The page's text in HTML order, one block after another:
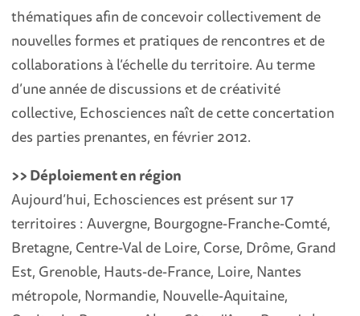
thématiques afin de concevoir collectivement de
nouvelles formes et pratiques de rencontres et de
collaborations à l’échelle du territoire. Au terme
d’une année de discussions et de créativité
collective, Echosciences naît de cette concertation
des parties prenantes, en février 2012.
>> Déploiement en région
Aujourd’hui, Echosciences est présent sur 17
territoires : Auvergne, Bourgogne-Franche-Comté,
Bretagne, Centre-Val de Loire, Corse, Drôme, Grand
Est, Grenoble, Hauts-de-France, Loire, Nantes
métropole, Normandie, Nouvelle-Aquitaine,